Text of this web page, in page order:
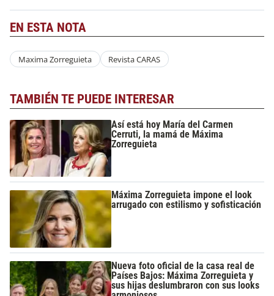
EN ESTA NOTA
Maxima Zorreguieta Revista CARAS
TAMBIÉN TE PUEDE INTERESAR
Así está hoy María del Carmen
Cerruti, la mamá de Máxima
Zorreguieta
Máxima Zorreguieta impone el look
arrugado con estilismo y sofisticación
Nueva foto oficial de la casa real de
Países Bajos: Máxima Zorreguieta y
sus hijas deslumbraron con sus looks